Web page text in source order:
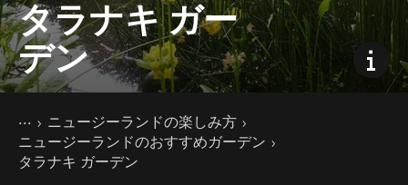
タラナキ ガー
デン
現在のページ
ホーム
ニュージーランドの楽しみ方
ニュージーランドのおすすめガーデン
タラナキ ガーデン